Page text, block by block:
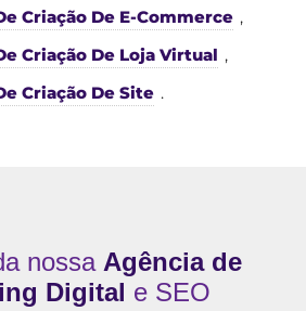
Criação De E-Commerce ,
Criação De Loja Virtual ,
Criação De Site .
nossa Agência de
Digital e SEO